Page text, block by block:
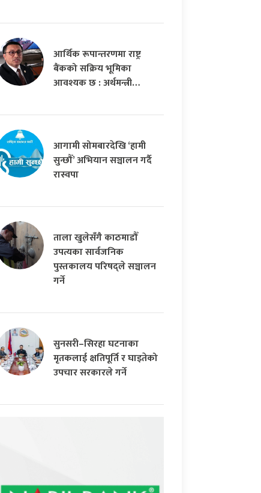
आर्थिक रूपान्तरणमा राष्ट्र
बैंकको सक्रिय भूमिका
आवश्यक छ : अर्थमन्त्री…
आगामी सोमबारदेखि ‘हामी
सुन्छौँ’ अभियान सञ्चालन गर्दै
रास्वपा
ताला खुलेसँगै काठमाडौँ
उपत्यका सार्वजनिक
पुस्तकालय परिषद्ले सञ्चालन
गर्ने
सुनसरी–सिरहा घटनाका
मृतकलाई क्षतिपूर्ति र घाइतेको
उपचार सरकारले गर्ने